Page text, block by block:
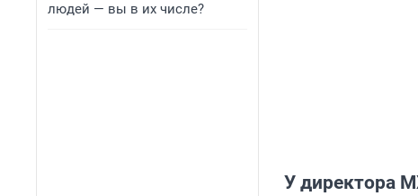
людей — вы в их числе?
У директора